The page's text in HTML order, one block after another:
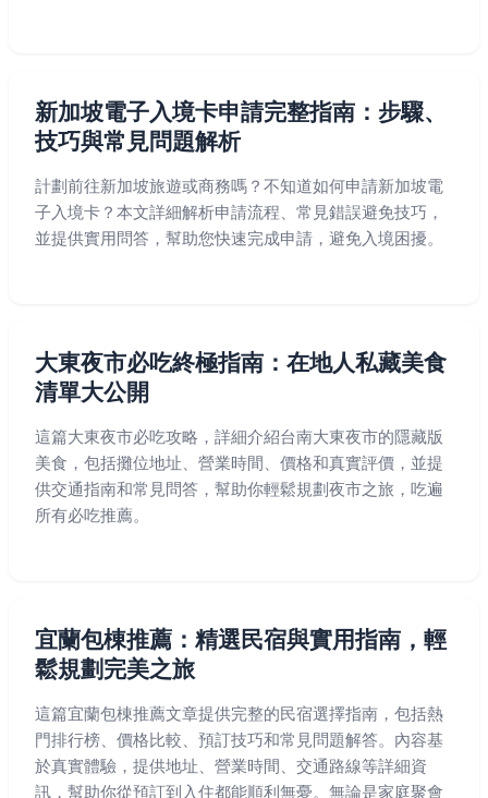
新加坡電子入境卡申請完整指南：步驟、
技巧與常見問題解析
計劃前往新加坡旅遊或商務嗎？不知道如何申請新加坡電
子入境卡？本文詳細解析申請流程、常見錯誤避免技巧，
並提供實用問答，幫助您快速完成申請，避免入境困擾。
大東夜市必吃終極指南：在地人私藏美食
清單大公開
這篇大東夜市必吃攻略，詳細介紹台南大東夜市的隱藏版
美食，包括攤位地址、營業時間、價格和真實評價，並提
供交通指南和常見問答，幫助你輕鬆規劃夜市之旅，吃遍
所有必吃推薦。
宜蘭包棟推薦：精選民宿與實用指南，輕
鬆規劃完美之旅
這篇宜蘭包棟推薦文章提供完整的民宿選擇指南，包括熱
門排行榜、價格比較、預訂技巧和常見問題解答。內容基
於真實體驗，提供地址、營業時間、交通路線等詳細資
訊，幫助你從預訂到入住都能順利無憂。無論是家庭聚會